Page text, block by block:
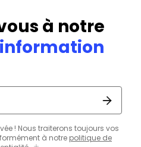
à notre
! Nous traiterons toujours vos
à notre politique de